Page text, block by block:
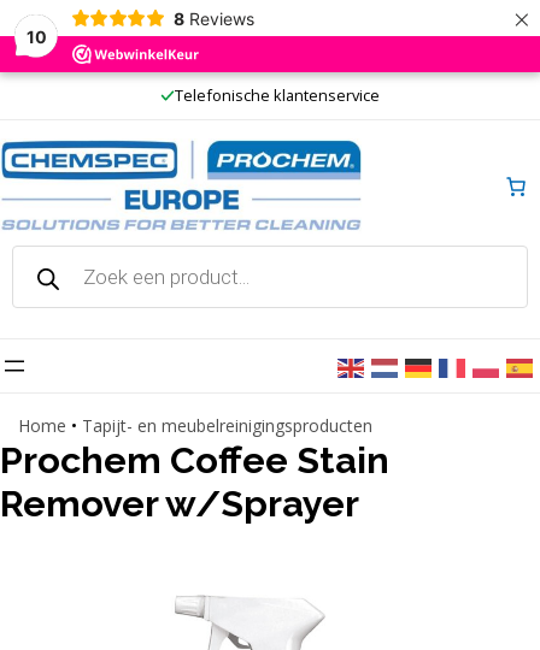
10
8 Reviews ×
Ga
de
inhoud
Telefonische klantenservice
Producten
zoeken
Home • Tapijt- en meubelreinigingsproducten
Prochem Coffee Stain
Remover w/Sprayer